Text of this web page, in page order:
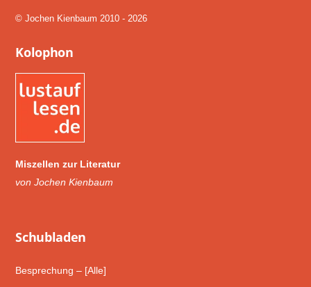
© Jochen Kienbaum 2010 - 2026
Kolophon
Miszellen zur Literatur
von Jochen Kienbaum
Schub­laden
Besprechung – [Alle]